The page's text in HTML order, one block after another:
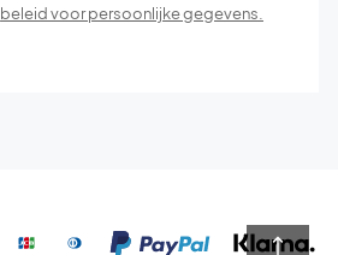
beleid voor persoonlijke gegevens.